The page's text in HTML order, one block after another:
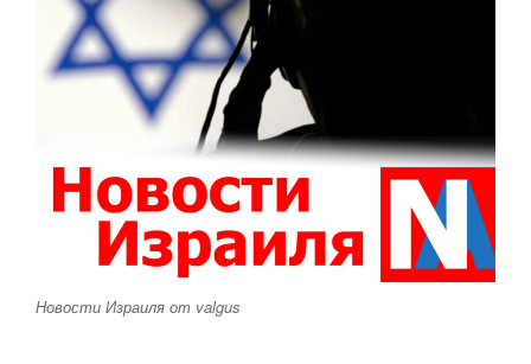
Новости Израиля от valgus